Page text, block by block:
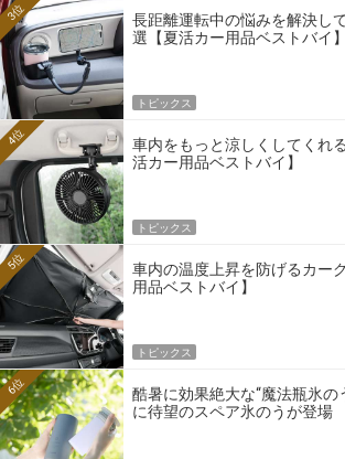
長距離運転中の悩みを解決し
選【夏活カー用品ベストバイ】
3位
トピックス
車内をもっと涼しくしてくれ
活カー用品ベストバイ】
4位
トピックス
車内の温度上昇を防げるカー
用品ベストバイ】
5位
トピックス
酷暑に効果絶大な“魔法瓶氷の
に待望のスペア氷のうが登場
6位